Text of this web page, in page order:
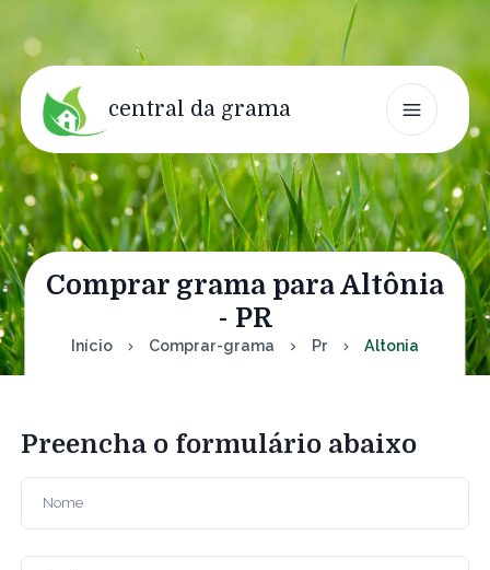
central da grama
Comprar grama para Altônia
- PR
Início Comprar-grama Pr Altonia
Preencha o formulário abaixo